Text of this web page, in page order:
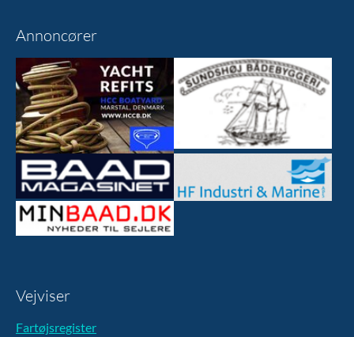
Annoncører
Vejviser
Fartøjsregister